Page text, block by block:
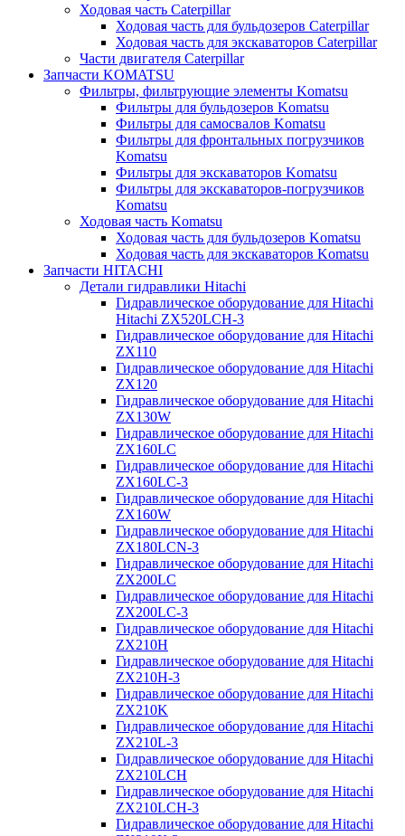
Ходовая часть Caterpillar
Ходовая часть для бульдозеров Caterpillar
Ходовая часть для экскаваторов Caterpillar
Части двигателя Caterpillar
Запчасти KOMATSU
Фильтры, фильтрующие элементы Komatsu
Фильтры для бульдозеров Komatsu
Фильтры для самосвалов Komatsu
Фильтры для фронтальных погрузчиков
Komatsu
Фильтры для экскаваторов Komatsu
Фильтры для экскаваторов-погрузчиков
Komatsu
Ходовая часть Komatsu
Ходовая часть для бульдозеров Komatsu
Ходовая часть для экскаваторов Komatsu
Запчасти HITACHI
Детали гидравлики Hitachi
Гидравлическое оборудование для Hitachi
Hitachi ZX520LCH-3
Гидравлическое оборудование для Hitachi
ZX110
Гидравлическое оборудование для Hitachi
ZX120
Гидравлическое оборудование для Hitachi
ZX130W
Гидравлическое оборудование для Hitachi
ZX160LC
Гидравлическое оборудование для Hitachi
ZX160LC-3
Гидравлическое оборудование для Hitachi
ZX160W
Гидравлическое оборудование для Hitachi
ZX180LCN-3
Гидравлическое оборудование для Hitachi
ZX200LC
Гидравлическое оборудование для Hitachi
ZX200LC-3
Гидравлическое оборудование для Hitachi
ZX210H
Гидравлическое оборудование для Hitachi
ZX210H-3
Гидравлическое оборудование для Hitachi
ZX210K
Гидравлическое оборудование для Hitachi
ZX210L-3
Гидравлическое оборудование для Hitachi
ZX210LCH
Гидравлическое оборудование для Hitachi
ZX210LCH-3
Гидравлическое оборудование для Hitachi